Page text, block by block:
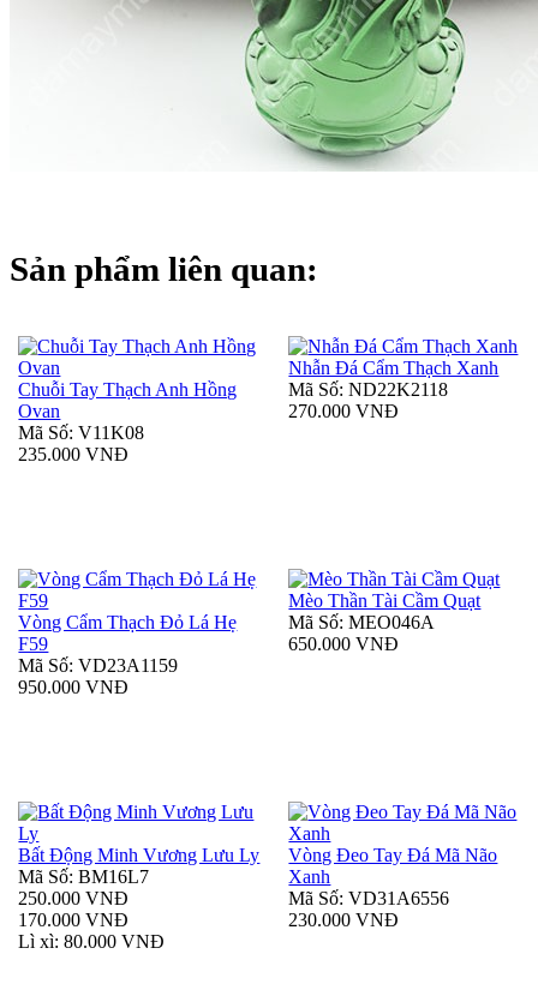
Sản phẩm liên quan:
Chuỗi Tay Thạch Anh Hồng
Ovan
Mã Số: V11K08
235.000 VNĐ
Nhẫn Đá Cẩm Thạch Xanh
Mã Số: ND22K2118
270.000 VNĐ
Vòng Cẩm Thạch Đỏ Lá Hẹ
F59
Mã Số: VD23A1159
950.000 VNĐ
Mèo Thần Tài Cầm Quạt
Mã Số: MEO046A
650.000 VNĐ
Bất Động Minh Vương Lưu Ly
Mã Số: BM16L7
250.000 VNĐ
170.000 VNĐ
Lì xì: 80.000 VNĐ
Vòng Đeo Tay Đá Mã Não
Xanh
Mã Số: VD31A6556
230.000 VNĐ